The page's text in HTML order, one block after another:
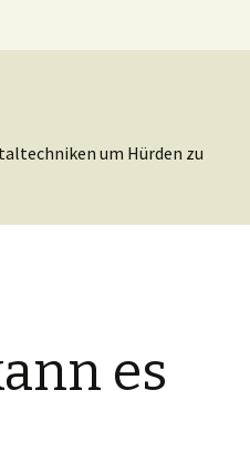
um Hürden zu
es